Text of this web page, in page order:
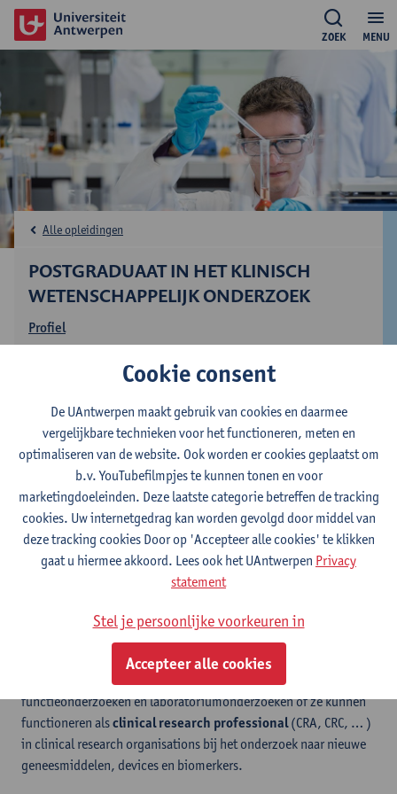
MENU
ZOEK
POSTGRADUAAT IN HET KLINISCH
WETENSCHAPPELIJK ONDERZOEK
Profiel
Studieprogramma
Inschrijven
Contact
Alle opleidingen
Postgraduaat klinisch
wetenschappelijk onderzoek
Het postgraduaat klinisch wetenschappelijk onderzoek vormt
werkzaam kunnen zijn alsmedewerker in een klinische
voor het uitvoeren en organiseren van klinische
functieonderzoeken en laboratoriumonderzoeken of ze kunnen
functioneren alsclinical research professional (CRA, CRC, … )
in clinical research organisations bij het onderzoek naar nieuwe
geneesmiddelen, devices en biomerkers.
Cookie consent
De UAntwerpen maakt gebruik van cookies en daarmee
vergelijkbare technieken voor het functioneren, meten en
optimaliseren van de website. Ook worden er cookies geplaatst om
b.v. YouTubefilmpjes te kunnen tonen en voor
marketingdoeleinden. Deze laatste categorie betreffen de tracking
cookies. Uw internetgedrag kan worden gevolgd door middel van
deze tracking cookies Door op 'Accepteer alle cookies' te klikken
gaat u hiermee akkoord. Lees ook het UAntwerpen Privacy
statement
Stel je persoonlijke voorkeuren in
Accepteer alle cookies